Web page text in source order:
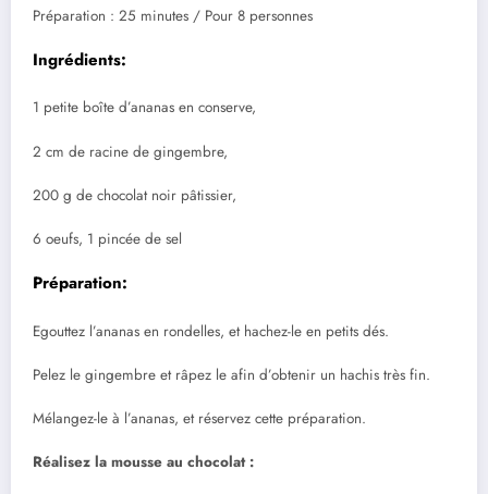
Préparation : 25 minutes / Pour 8 personnes
Ingrédients:
1 petite boîte d’ananas en conserve,
2 cm de racine de gingembre,
200 g de chocolat noir pâtissier,
6 oeufs, 1 pincée de sel
Préparation:
Egouttez l’ananas en rondelles, et hachez-le en petits dés.
Pelez le gingembre et râpez le afin d’obtenir un hachis très fin.
Mélangez-le à l’ananas, et réservez cette préparation.
Réalisez la mousse au chocolat :